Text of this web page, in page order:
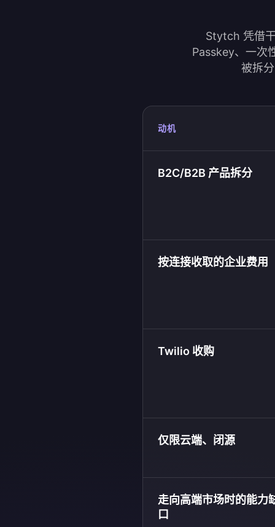
Stytch 凭借
Passkey、一次
被拆
动机
B2C/B2B 产品拆分
按连接收取的企业费用
Twilio 收购
仅限云端、闭源
走向高端市场时的能力
口